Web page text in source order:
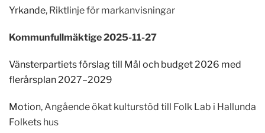
Yrkande, Riktlinje för markanvisningar
Kommunfullmäktige 2025-11-27
Vänsterpartiets förslag till Mål och budget 2026 med
flerårsplan 2027–2029
Motion, Angående ökat kulturstöd till Folk Lab i Hallunda
Folkets hus